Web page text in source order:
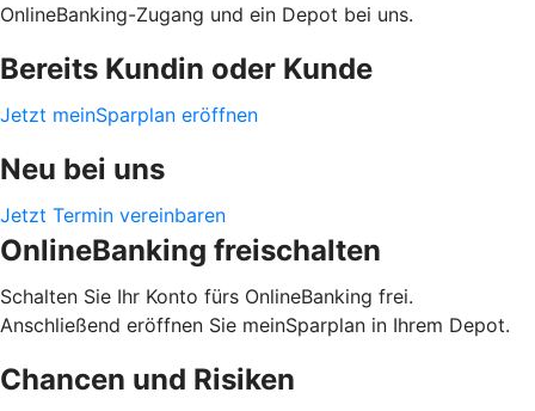
OnlineBanking-Zugang und ein Depot bei uns.
Bereits Kundin oder Kunde
Jetzt meinSparplan eröffnen
Neu bei uns
Jetzt Termin vereinbaren
OnlineBanking freischalten
Schalten Sie Ihr Konto fürs OnlineBanking frei.
Anschließend eröffnen Sie meinSparplan in Ihrem Depot.
Chancen und Risiken